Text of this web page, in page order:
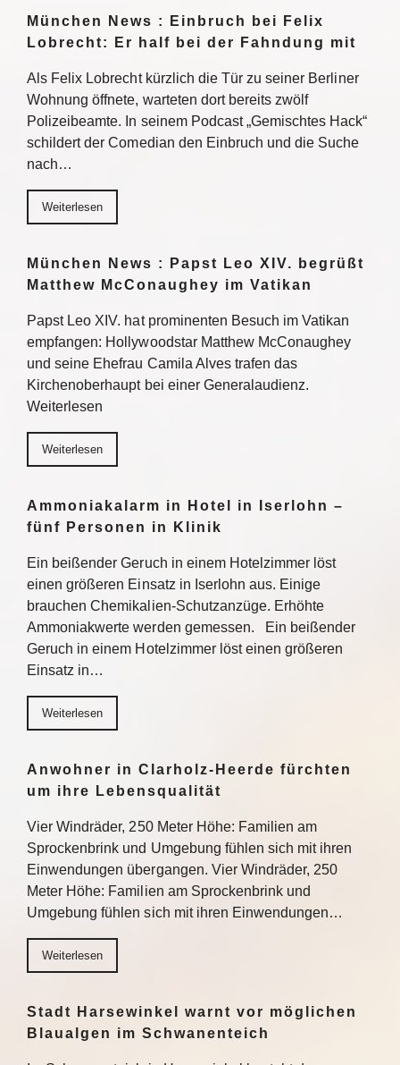
München News : Einbruch bei Felix
Lobrecht: Er half bei der Fahndung mit
Als Felix Lobrecht kürzlich die Tür zu seiner Berliner
Wohnung öffnete, warteten dort bereits zwölf
Polizeibeamte. In seinem Podcast „Gemischtes Hack“
schildert der Comedian den Einbruch und die Suche
nach…
Weiterlesen
München News : Papst Leo XIV. begrüßt
Matthew McConaughey im Vatikan
Papst Leo XIV. hat prominenten Besuch im Vatikan
empfangen: Hollywoodstar Matthew McConaughey
und seine Ehefrau Camila Alves trafen das
Kirchenoberhaupt bei einer Generalaudienz.
Weiterlesen
Weiterlesen
Ammoniakalarm in Hotel in Iserlohn –
fünf Personen in Klinik
Ein beißender Geruch in einem Hotelzimmer löst
einen größeren Einsatz in Iserlohn aus. Einige
brauchen Chemikalien-Schutzanzüge. Erhöhte
Ammoniakwerte werden gemessen. Ein beißender
Geruch in einem Hotelzimmer löst einen größeren
Einsatz in…
Weiterlesen
Anwohner in Clarholz-Heerde fürchten
um ihre Lebensqualität
Vier Windräder, 250 Meter Höhe: Familien am
Sprockenbrink und Umgebung fühlen sich mit ihren
Einwendungen übergangen. Vier Windräder, 250
Meter Höhe: Familien am Sprockenbrink und
Umgebung fühlen sich mit ihren Einwendungen…
Weiterlesen
Stadt Harsewinkel warnt vor möglichen
Blaualgen im Schwanenteich